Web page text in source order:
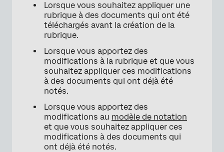
Lorsque vous souhaitez appliquer une
rubrique à des documents qui ont été
téléchargés avant la création de la
rubrique.
Lorsque vous apportez des
modifications à la rubrique et que vous
souhaitez appliquer ces modifications
à des documents qui ont déjà été
notés.
Lorsque vous apportez des
modifications au modèle de notation
et que vous souhaitez appliquer ces
modifications à des documents qui
ont déjà été notés.